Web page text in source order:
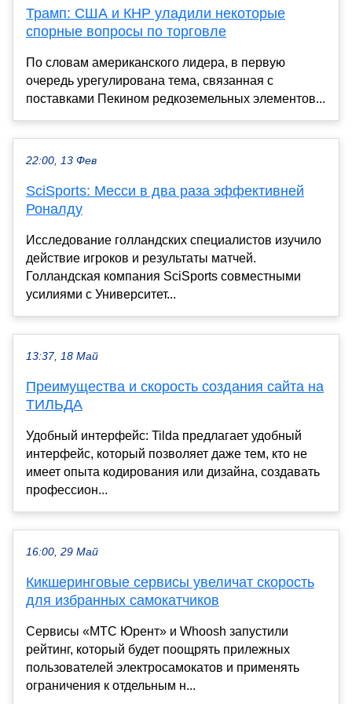
Трамп: США и КНР уладили некоторые
спорные вопросы по торговле
По словам американского лидера, в первую
очередь урегулирована тема, связанная с
поставками Пекином редкоземельных элементов...
22:00, 13 Фев
SciSports: Месси в два раза эффективней
Роналду
Исследование голландских специалистов изучило
действие игроков и результаты матчей.
Голландская компания SciSports совместными
усилиями с Университет...
13:37, 18 Май
Преимущества и скорость создания сайта на
ТИЛЬДА
Удобный интерфейс: Tilda предлагает удобный
интерфейс, который позволяет даже тем, кто не
имеет опыта кодирования или дизайна, создавать
профессион...
16:00, 29 Май
Кикшеринговые сервисы увеличат скорость
для избранных самокатчиков
Сервисы «МТС Юрент» и Whoosh запустили
рейтинг, который будет поощрять прилежных
пользователей электросамокатов и применять
ограничения к отдельным н...